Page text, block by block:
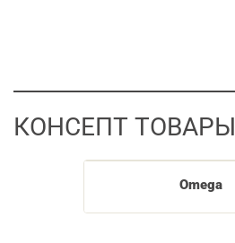
КОНСЕПТ ТОВАРЫ
Omega